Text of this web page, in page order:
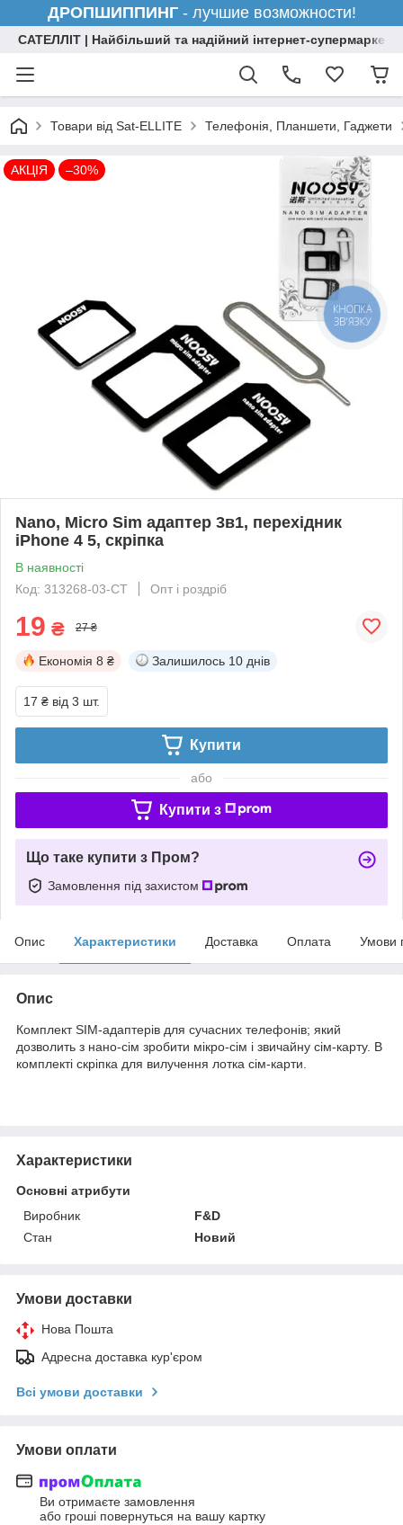
ДРОПШИППИНГ- лучшие возможности!
САТЕЛЛІТ | Найбільший та надійний інтернет-супермаркет
Товари від Sat-ELLITE Телефонія, Планшети, Гаджети
АКЦІЯ –30%
Nano, Micro Sim адаптер 3в1, перехідник
iPhone 4 5, скріпка
В наявності
Код: 313268-03-СТ
Опт і роздріб
19 ₴ 27 ₴
Економія 8 ₴ Залишилось 10 днів
17 ₴ від 3 шт.
Купити
або
Купити з
Що таке купити з Пром?
Замовлення під захистом
Опис Характеристики Доставка Оплата Умови
Опис
Комплект SIM-адаптерів для сучасних телефонів; який
дозволить з нано-сім зробити мікро-сім і звичайну сім-карту. В
комплекті скріпка для вилучення лотка сім-карти.
Характеристики
Основні атрибути
Виробник
F&D
Стан
Новий
Умови доставки
Нова Пошта
Адресна доставка кур'єром
Всі умови доставки
Умови оплати
Ви отримаєте замовлення
або гроші повернуться на вашу картку
КНОПКА
ЗВ'ЯЗКУ